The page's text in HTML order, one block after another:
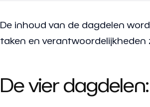
De inhoud van de dagdelen
taken en verantwoordelijkheden
De vier dagdelen: